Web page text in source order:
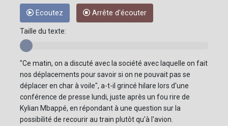
Ecoutez Arrête d'écouter
Taille du texte:
"Ce matin, on a discuté avec la société avec laquelle on fait
nos déplacements pour savoir si on ne pouvait pas se
déplacer en char à voile", a-t-il grincé hilare lors d'une
conférence de presse lundi, juste après un fou rire de
Kylian Mbappé, en répondant à une question sur la
possibilité de recourir au train plutôt qu'à l'avion.